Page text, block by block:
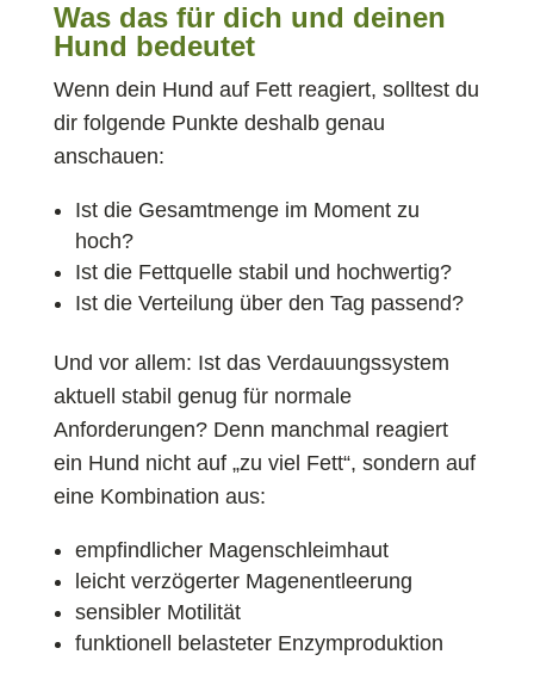
Was das für dich und deinen
Hund bedeutet
Wenn dein Hund auf Fett reagiert, solltest du
dir folgende Punkte deshalb genau
anschauen:
Ist die Gesamtmenge im Moment zu
hoch?
Ist die Fettquelle stabil und hochwertig?
Ist die Verteilung über den Tag passend?
Und vor allem: Ist das Verdauungssystem
aktuell stabil genug für normale
Anforderungen? Denn manchmal reagiert
ein Hund nicht auf „zu viel Fett“, sondern auf
eine Kombination aus:
empfindlicher Magenschleimhaut
leicht verzögerter Magenentleerung
sensibler Motilität
funktionell belasteter Enzymproduktion